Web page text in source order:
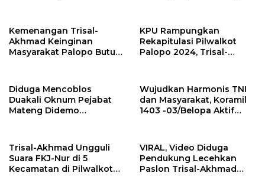
Kemenangan Trisal-
Akhmad Keinginan
Masyarakat Palopo Butuh
KPU Rampungkan
Rekapitulasi Pilwalkot
Palopo 2024, Trisal-
Diduga Mencoblos
Duakali Oknum Pejabat
Mateng Didemo
Wujudkan Harmonis TNI
dan Masyarakat, Koramil
1403 -03/Belopa Aktif
Trisal-Akhmad Ungguli
Suara FKJ-Nur di 5
Kecamatan di Pilwalkot
VIRAL, Video Diduga
Pendukung Lecehkan
Paslon Trisal-Akhmad